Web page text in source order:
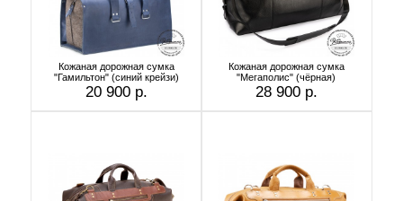
Кожаная дорожная сумка
"Гамильтон" (синий крейзи)
20 900 р.
Кожаная дорожная сумка
"Мегаполис" (чёрная)
28 900 р.